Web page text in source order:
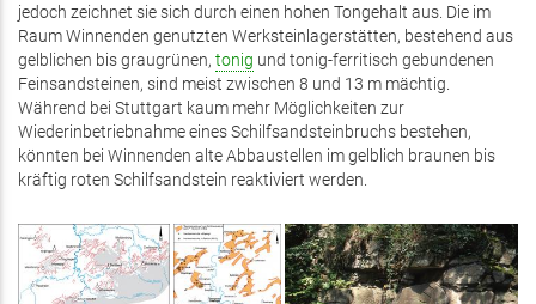
jedoch zeichnet sie sich durch einen hohen Tongehalt aus. Die im
Raum Winnenden genutzten Werksteinlagerstätten, bestehend aus
gelblichen bis graugrünen, tonig und tonig-ferritisch gebundenen
Feinsandsteinen, sind meist zwischen 8 und 13 m mächtig.
Während bei Stuttgart kaum mehr Möglichkeiten zur
Wiederinbetriebnahme eines Schilfsandsteinbruchs bestehen,
könnten bei Winnenden alte Abbaustellen im gelblich braunen bis
kräftig roten Schilfsandstein reaktiviert werden.